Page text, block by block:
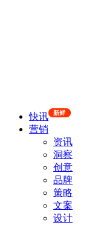
快讯 新鲜
营销
资讯
洞察
创意
品牌
策略
文案
设计